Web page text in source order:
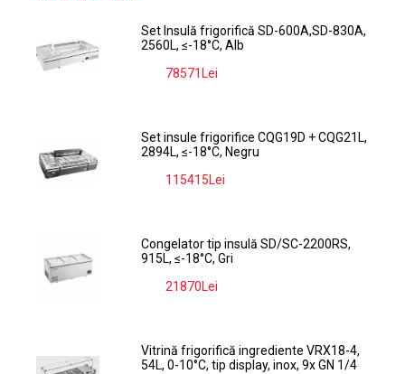
Set Insulă frigorifică SD-600A,SD-830A,
2560L, ≤-18°C, Alb
78571Lei
Set insule frigorifice CQG19D + CQG21L,
2894L, ≤-18°C, Negru
115415Lei
Congelator tip insulă SD/SC-2200RS,
915L, ≤-18°C, Gri
21870Lei
Vitrină frigorifică ingrediente VRX18-4,
54L, 0-10°C, tip display, inox, 9x GN 1/4